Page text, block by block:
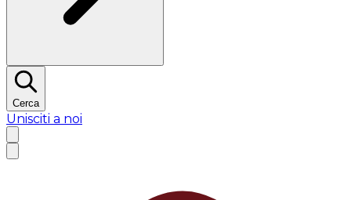
Cerca
Unisciti a noi